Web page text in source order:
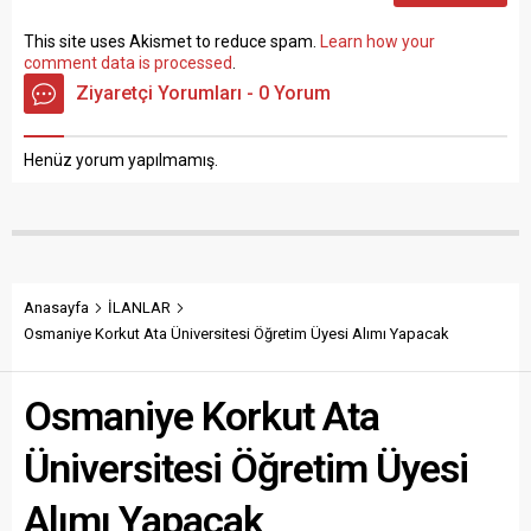
This site uses Akismet to reduce spam.
Learn how your
comment data is processed
Ziyaretçi Yorumları - 0 Yorum
Henüz yorum yapılmamış.
Anasayfa
İLANLAR
Osmaniye Korkut Ata Üniversitesi Öğretim Üyesi Alımı Yapacak
Osmaniye Korkut Ata
Üniversitesi Öğretim Üyesi
Alımı Yapacak